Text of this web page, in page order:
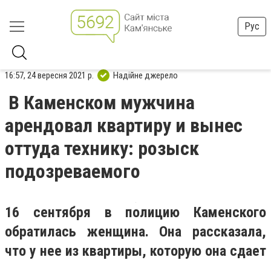
Рус
16:57, 24 вересня 2021 р. Надійне джерело
В Каменском мужчина
арендовал квартиру и вынес
оттуда технику: розыск
подозреваемого
16 сентября в полицию Каменского
обратилась женщина. Она рассказала,
что у нее из квартиры, которую она сдает